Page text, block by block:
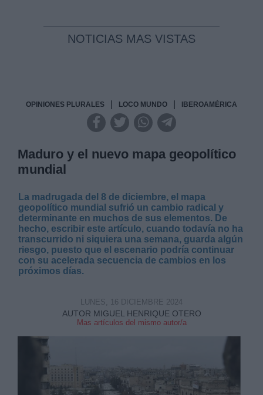
NOTICIAS MAS VISTAS
OPINIONES PLURALES LOCO MUNDO IBEROAMÉRICA
Maduro y el nuevo mapa geopolítico
mundial
La madrugada del 8 de diciembre, el mapa
geopolítico mundial sufrió un cambio radical y
determinante en muchos de sus elementos. De
hecho, escribir este artículo, cuando todavía no ha
transcurrido ni siquiera una semana, guarda algún
riesgo, puesto que el escenario podría continuar
con su acelerada secuencia de cambios en los
próximos días.
AUTOR MIGUEL HENRIQUE OTERO
Mas artículos del mismo autor/a
LUNES, 16 DICIEMBRE 2024